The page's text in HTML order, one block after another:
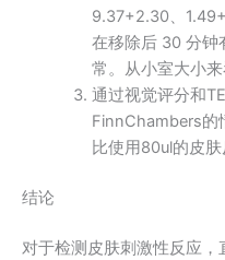
9.37+2.30、
在移除后 30 分钟
常。从小室大小来
通过视觉评分和
FinnChambers的
比使用80ul的皮肤
结论
对于检测皮肤刺激性反应